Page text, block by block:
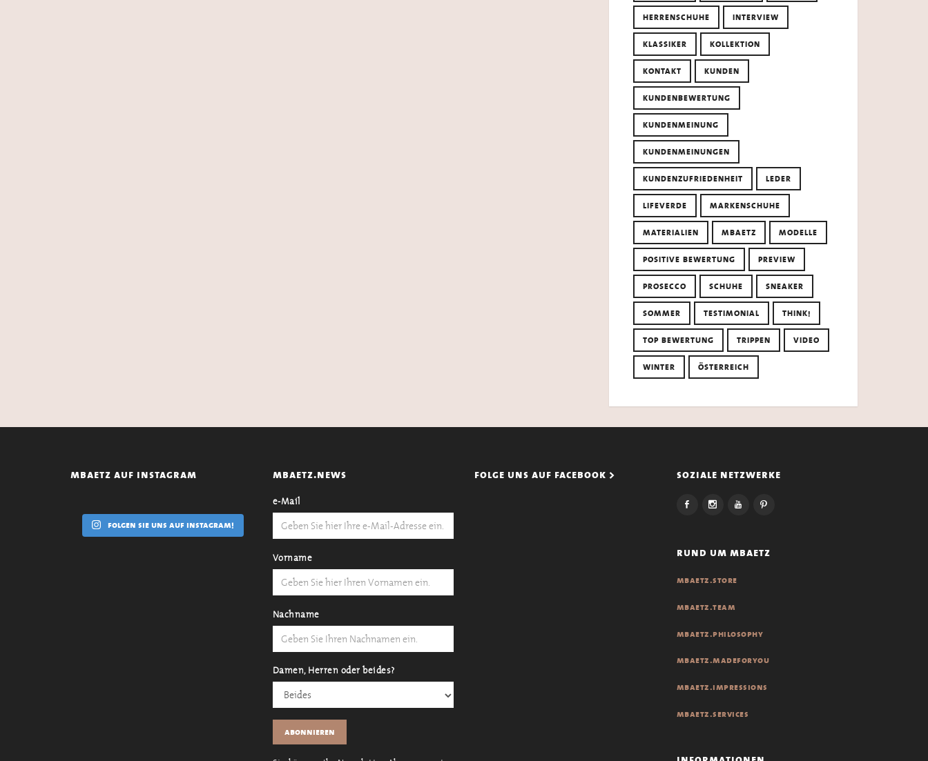
HERRENSCHUHE INTERVIEW
KLASSIKER KOLLEKTION
KONTAKT KUNDEN
KUNDENBEWERTUNG
KUNDENMEINUNG
KUNDENMEINUNGEN
KUNDENZUFRIEDENHEIT LEDER
LIFEVERDE MARKENSCHUHE
MATERIALIEN MBAETZ MODELLE
POSITIVE BEWERTUNG PREVIEW
PROSECCO SCHUHE SNEAKER
SOMMER TESTIMONIAL THINK!
TOP BEWERTUNG TRIPPEN VIDEO
WINTER ÖSTERREICH
mbaetz auf instagram
folgen sie uns auf instagram!
mbaetz.news
e-Mail
Vorname
Nachname
Damen, Herren oder beides?
folge uns auf facebook > soziale netzwerke
rund um mbaetz
mbaetz.store
mbaetz.team
mbaetz.philosophy
mbaetz.madeforyou
mbaetz.impressions
mbaetz.services